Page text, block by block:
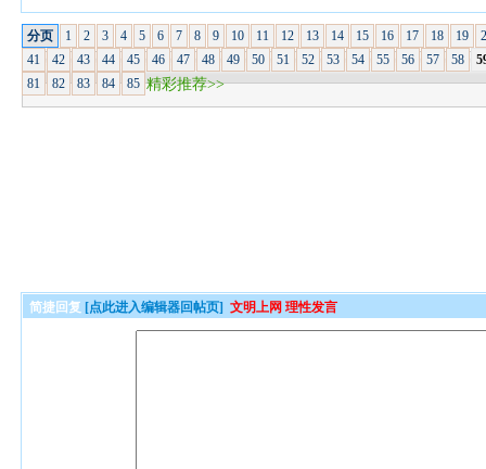
分页 1 2 3 4 5 6 7 8 9 10 11 12 13 14 15 16 17 18 19
41
42 43 44 45 46 47 48 49 50 51 52 53 54 55 56 57 58
81
82 83 84 85 精彩推荐>>
简捷回复 [点此进入编辑器回帖页] 文明上网 理性发言